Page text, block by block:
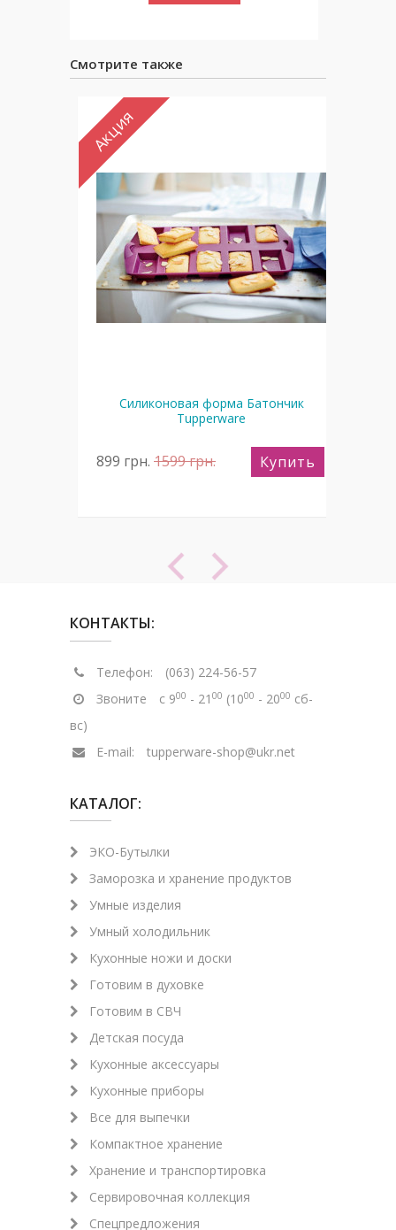
Смотрите также
Акция
Силиконовая форма Батончик
Tupperware
899 грн. 1599грн. Купить
КОНТАКТЫ:
Телефон:
(063) 224-56-57
Звоните
с 900 - 21 00 (1000 - 2000 сб-
вс)
E-mail:
tupperware-shop@ukr.net
КАТАЛОГ:
ЭКО-Бутылки
Заморозка и хранение продуктов
Умные изделия
Умный холодильник
Кухонные ножи и доски
Готовим в духовке
Готовим в СВЧ
Детская посуда
Кухонные аксессуары
Кухонные приборы
Все для выпечки
Компактное хранение
Хранение и транспортировка
Сервировочная коллекция
Спецпредложения